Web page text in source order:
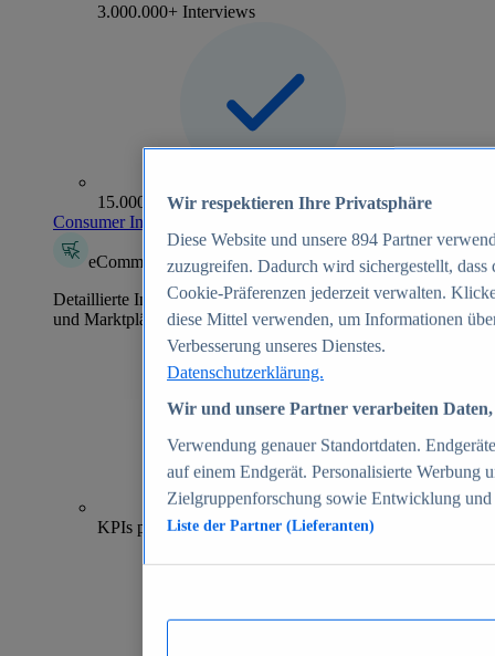
3.000.000+ Interviews
15.000+ Marken
Consumer Insights entdecken
eCommerce Insights
Detaillierte Informationen zu mehr als 39.000 Online-Shops
und Marktplätzen
70+
KPIs pro Shop
Wir respektieren Ihre Privatsphäre
Diese Website und unsere 894 Partner
zuzugreifen. Dadurch wird sichergestellt,
Cookie-Präferenzen jederzeit verwalten.
diese Mittel verwenden, um Informationen
Verbesserung unseres Dienstes.
Datenschutzerklärung.
Wir und unsere Partner verarbeiten
Verwendung genauer Standortdaten.
auf einem Endgerät. Personalisierte Werbung
Zielgruppenforschung sowie Entwicklung
Liste der Partner (Lieferanten)